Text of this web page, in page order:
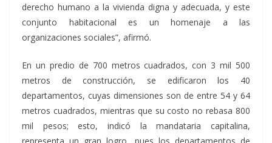
derecho humano a la vivienda digna y adecuada, y este
conjunto habitacional es un homenaje a las
organizaciones sociales”, afirmó.
En un predio de 700 metros cuadrados, con 3 mil 500
metros de construcción, se edificaron los 40
departamentos, cuyas dimensiones son de entre 54 y 64
metros cuadrados, mientras que su costo no rebasa 800
mil pesos; esto, indicó la mandataria capitalina,